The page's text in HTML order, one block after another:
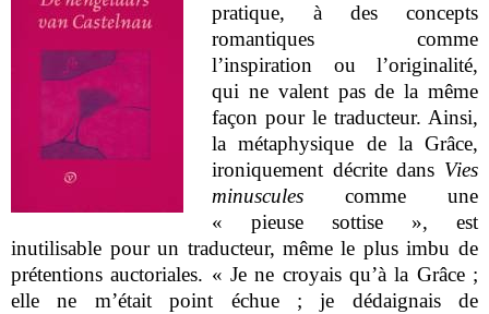
pratique, à des concepts
romantiques comme
l’inspiration ou l’originalité,
qui ne valent pas de la même
façon pour le traducteur. Ainsi,
la métaphysique de la Grâce,
ironiquement décrite dans Vies
minuscules
comme une
« pieuse sottise », est
inutilisable pour un traducteur, même le plus imbu de
prétentions auctoriales. « Je ne croyais qu’à la Grâce ;
elle ne m’était point échue ; je dédaignais de